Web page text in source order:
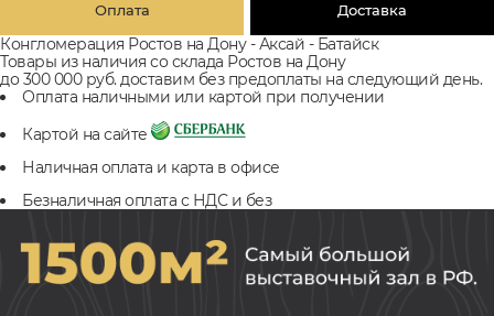
Оплата Доставка
Конгломерация Ростов на Дону - Аксай - Батайск
Товары из наличия со склада Ростов на Дону
до 300 000 руб. доставим без предоплаты на следующий день.
Оплата наличными или картой при получении
Картой на сайте
Наличная оплата и карта в офисе
Безналичная оплата с НДС и без